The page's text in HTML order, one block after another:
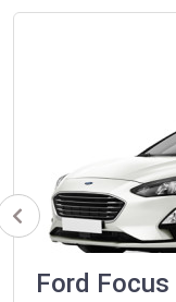
Ford Focus